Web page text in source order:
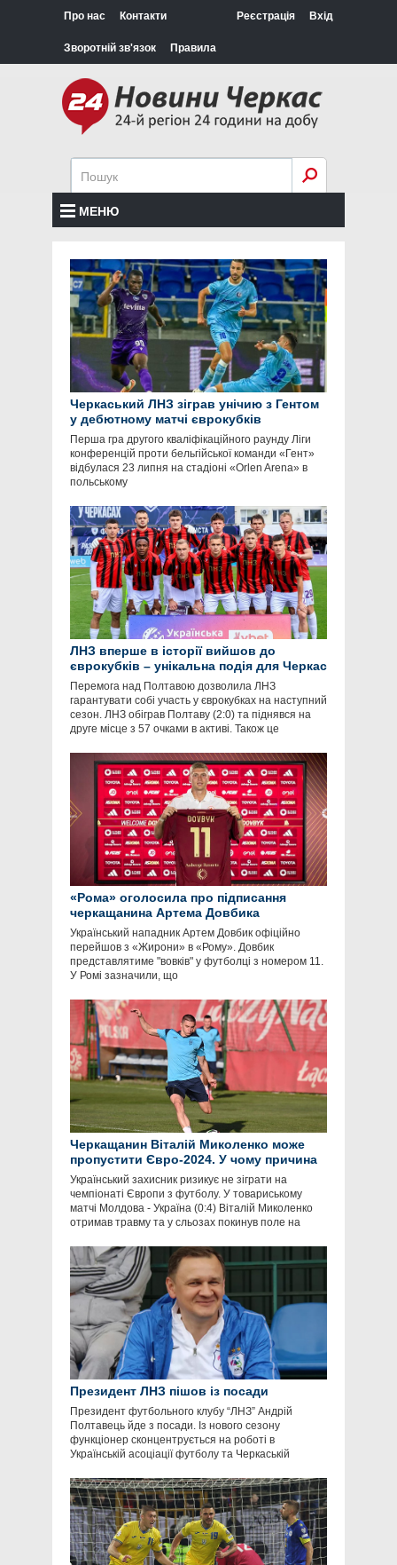
Про нас Контакти
Зворотній зв'язок Правила
Реєстрація Вхід
МЕНЮ
Черкаський ЛНЗ зіграв унічию з Гентом
у дебютному матчі єврокубків
Перша гра другого кваліфікаційного раунду Ліги
конференцій проти бельгійської команди «Гент»
відбулася 23 липня на стадіоні «Orlen Arena» в
польському
ЛНЗ вперше в історії вийшов до
єврокубків – унікальна подія для Черкас
Перемога над Полтавою дозволила ЛНЗ
гарантувати собі участь у єврокубках на наступний
сезон. ЛНЗ обіграв Полтаву (2:0) та піднявся на
друге місце з 57 очками в активі. Також це
«Рома» оголосила про підписання
черкащанина Артема Довбика
Український нападник Артем Довбик офіційно
перейшов з «Жирони» в «Рому». Довбик
представлятиме "вовків" у футболці з номером 11.
У Ромі зазначили, що
Черкащанин Віталій Миколенко може
пропустити Євро-2024. У чому причина
Український захисник ризикує не зіграти на
чемпіонаті Європи з футболу. У товариському
матчі Молдова - Україна (0:4) Віталій Миколенко
отримав травму та у сльозах покинув поле на
Президент ЛНЗ пішов із посади
Президент футбольного клубу “ЛНЗ” Андрій
Полтавець йде з посади. Із нового сезону
функціонер сконцентрується на роботі в
Українській асоціації футболу та Черкаській